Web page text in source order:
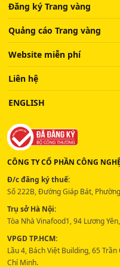
Đăng ký Trang vàng
Quảng cáo Trang vàng
Website miễn phí
Liên hệ
ENGLISH
CÔNG TY CỔ PHẦN CÔNG
Đ/c đăng ký thuế:
Số 222B, Đường Giáp Bát,
Trụ sở Hà Nội:
Tòa Nhà Vinafood1, 94 Lương
VPGD TP.HCM:
Lầu 4, Bách Việt Building, 65
Chí Minh.